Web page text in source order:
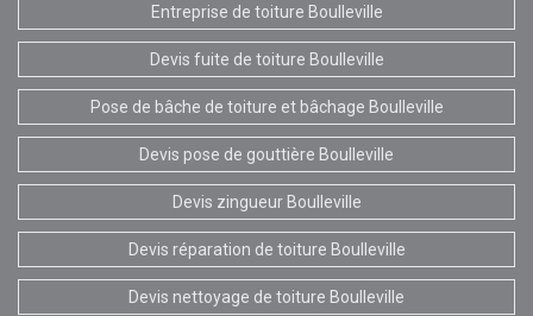
Entreprise de toiture Boulleville
Devis fuite de toiture Boulleville
Pose de bâche de toiture et bâchage Boulleville
Devis pose de gouttière Boulleville
Devis zingueur Boulleville
Devis réparation de toiture Boulleville
Devis nettoyage de toiture Boulleville